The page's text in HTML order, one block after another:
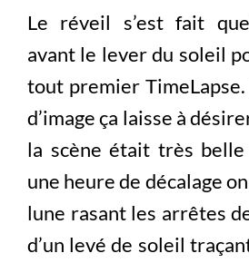
Le réveil s’est fait
avant le lever du soleil
tout premier
d’image ça laisse à
la scène était très
une heure de décalage
lune rasant les arrêtes
d’un levé de soleil